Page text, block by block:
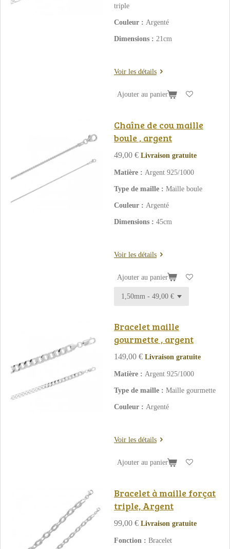
triple
Couleur : Argenté
Dimensions : 21cm
Voir les détails
Ajouter au panier
Chaîne de cou maille
boule , argent
49,00 € Livraison gratuite
Matière : Argent 925/1000
Type de maille : Maille boule
Couleur : Argenté
Dimensions : 45cm
Voir les détails
Ajouter au panier
Bracelet maille
gourmette , argent
149,00 € Livraison gratuite
Matière : Argent 925/1000
Type de maille : Maille gourmette
Couleur : Argenté
Voir les détails
Ajouter au panier
Bracelet à maille forçat
triple, Argent
99,00 € Livraison gratuite
Fonction : Bracelet